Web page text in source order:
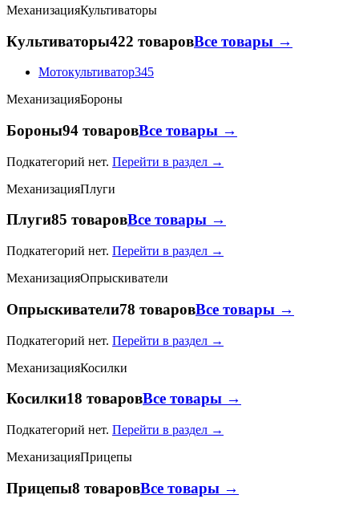
МеханизацияКультиваторы
Культиваторы422 товаровВсе товары →
Мотокультиватор345
МеханизацияБороны
Бороны94 товаровВсе товары →
Подкатегорий нет. Перейти в раздел →
МеханизацияПлуги
Плуги85 товаровВсе товары →
Подкатегорий нет. Перейти в раздел →
МеханизацияОпрыскиватели
Опрыскиватели78 товаровВсе товары →
Подкатегорий нет. Перейти в раздел →
МеханизацияКосилки
Косилки18 товаровВсе товары →
Подкатегорий нет. Перейти в раздел →
МеханизацияПрицепы
Прицепы8 товаровВсе товары →